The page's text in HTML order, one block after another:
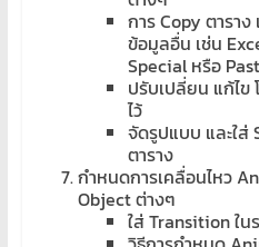
การ Copy ตารา
ข้อมูลอื่น เช่น
Special หรือ
ปรับเปลี่ยน แก้ไข
ไว้
จัดรูปแบบ และใส่
ตาราง
กำหนดการเคลื่อนไหว
Object ต่างๆ
ใส่ Transition ใน